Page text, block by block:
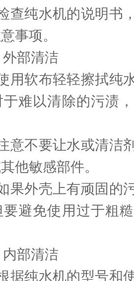
纯水机的说明书，
事项。
部清洁
软布轻轻擦拭纯水
难以清除的污渍
不要让水或清洁剂
他敏感部件。
外壳上有顽固的污
避免使用过于粗
部清洁
纯水机的型号和使